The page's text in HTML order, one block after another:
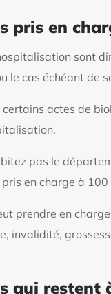
pris en
sont
le cas échéant de
certains actes de
pas le
en charge à
prendre en
invalidité,
qui restent